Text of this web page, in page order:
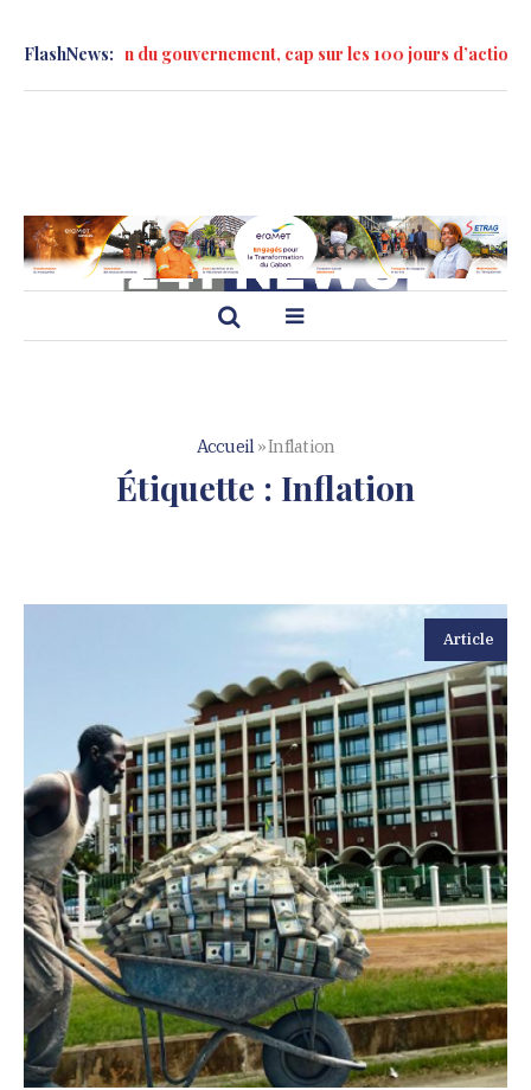
FlashNews:du gouvernement, cap sur les 100 jours d’action »
Accueil»Inflation
Étiquette : Inflation
Article